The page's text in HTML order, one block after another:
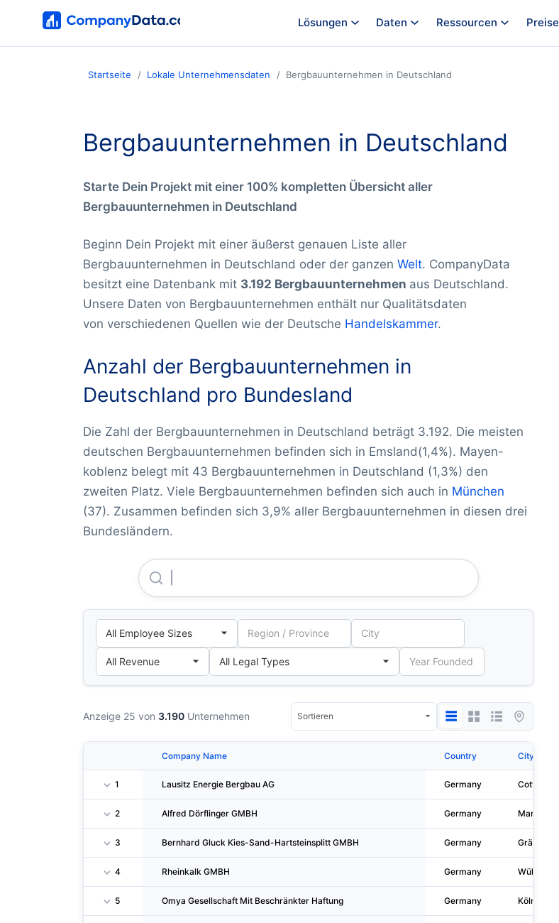
Lösungen Daten Ressourcen Preise
Startseite Lokale Unternehmensdaten Bergbauunternehmen in Deutschland
Bergbauunternehmen in Deutschland
Starte Dein Projekt mit einer 100% kompletten Übersicht aller
Bergbauunternehmen in Deutschland
Beginn Dein Projekt mit einer äußerst genauen Liste aller
Bergbauunternehmen in Deutschland oder der ganzen Welt. CompanyData
besitzt eine Datenbank mit 3.192 Bergbauunternehmen aus Deutschland.
Unsere Daten von Bergbauunternehmen enthält nur Qualitätsdaten
von verschiedenen Quellen wie der Deutsche Handelskammer.
Anzahl der Bergbauunternehmen in
Deutschland pro Bundesland
Die Zahl der Bergbauunternehmen in Deutschland beträgt 3.192. Die meisten
deutschen Bergbauunternehmen befinden sich in Emsland(1,4%). Mayen-
koblenz belegt mit 43 Bergbauunternehmen in Deutschland (1,3%) den
zweiten Platz. Viele Bergbauunternehmen befinden sich auch in München
(37). Zusammen befinden sich 3,9% aller Bergbauunternehmen in diesen drei
Bundesländern.
Anzeige 25 von 3.190 Unternehmen
Company Name Country City
1 Lausitz Energie Bergbau AG Germany Cottbus
2 Alfred Dörflinger GMBH Germany Marzell
3 Bernhard Gluck Kies-Sand-Hartsteinsplitt GMBH Germany Gräfelfing
4 Rheinkalk GMBH Germany Wülfrath
5 Omya Gesellschaft Mit Beschränkter Haftung Germany Köln